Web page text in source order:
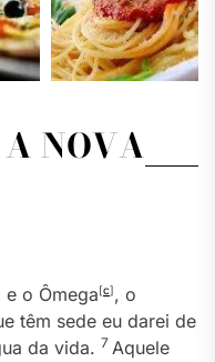
A NOVA
o Ômega[c], o
têm sede eu darei de
da vida. 7 Aquele